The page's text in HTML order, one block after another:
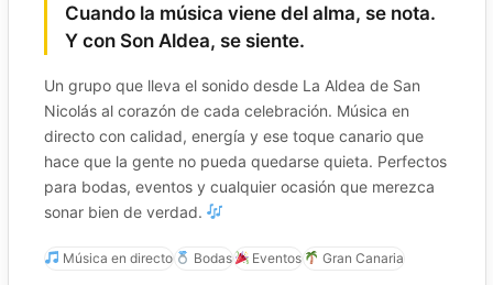
Saltar
al
contenido
Cuando la música viene del alma, se nota.
Y con Son Aldea, se siente.
Un grupo que lleva el sonido desde La Aldea de San
Nicolás al corazón de cada celebración. Música en
directo con calidad, energía y ese toque canario que
hace que la gente no pueda quedarse quieta. Perfectos
para bodas, eventos y cualquier ocasión que merezca
sonar bien de verdad.
Música en directo Bodas Eventos Gran Canaria